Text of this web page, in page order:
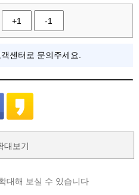
+1 -1
센터로 문의주세요.
대보기
대해 보실 수 있습니다